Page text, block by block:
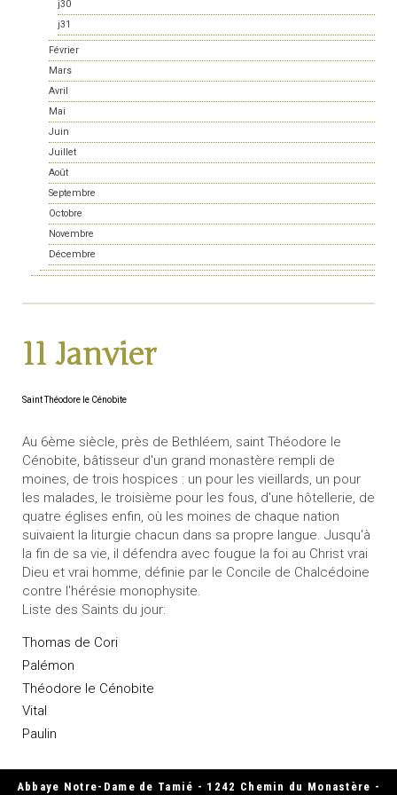
j30
j31
Février
Mars
Avril
Mai
Juin
Juillet
Août
Septembre
Octobre
Novembre
Décembre
11 Janvier
Saint Théodore le Cénobite
Au 6ème siècle, près de Bethléem, saint Théodore le
Cénobite, bâtisseur d'un grand monastère rempli de
moines, de trois hospices : un pour les vieillards, un pour
les malades, le troisième pour les fous, d'une hôtellerie, de
quatre églises enfin, où les moines de chaque nation
suivaient la liturgie chacun dans sa propre langue. Jusqu'à
la fin de sa vie, il défendra avec fougue la foi au Christ vrai
Dieu et vrai homme, définie par le Concile de Chalcédoine
contre l'hérésie monophysite.
Liste des Saints du jour:
Thomas de Cori
Palémon
Théodore le Cénobite
Vital
Paulin
Abbaye Notre-Dame de Tamié - 1242 Chemin du Monastère -